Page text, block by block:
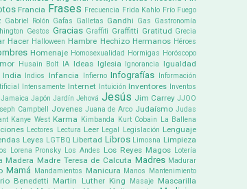
Francia Frases Frecuencia Frida Kahlo Frío Fuego
Gabriel Rolón Gafas Galletas Gandhi Gas Gastronomía
Gestos Gracias Graffiti Graffitti Gratitud Grecia
Hacer Halloween Hambre Hechizo Hermanos Héroes
Homenaje Homosexualidad Hormigas Horóscopo
Husain Bolt IA Ideas Iglesia Ignorancia Igualdad
India Indios Infancia Infierno Infografías
Información
Intensamente Internet Intuición Inventores
Inventos
Jamaica Japón Jardín Jehová Jesús Jim Carrey JJOO
Campbell Jovenes Juana de Arco Judaísmo Judas
Kanye West Karma Kimbanda Kurt Cobain
La Ballena
Lectores Lectura Leer Legal Legislación Lenguaje
Leyes LGTBQ Libertad Libros Limosna Limpieza
Lorena Pronsky Los Andes Los Reyes Magos Lotería
Madera Madre Teresa de Calcuta Madres Madurar
Mamá Mandamientos Manicura Manos
Mantenimiento
Benedetti Martin Luther King Masaje Mascarilla